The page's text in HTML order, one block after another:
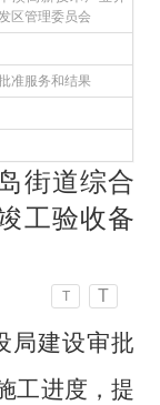
发区管理委员会
准服务和结果
街道综合
工验收备
T T
局建设审批
工进度，提